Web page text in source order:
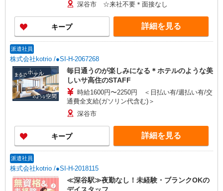
深谷市 ☆来社不要＊面接なし
キープ 詳細を見る
派遣社員
株式会社kotrio /●SI-H-2067268
毎日通うのが楽しみになる＊ホテルのような美
しいサ高住のSTAFF
時給1600円〜2250円 ＜日払い有/週払い有/交
通費全支給(ガソリン代含む)＞
深谷市
キープ 詳細を見る
派遣社員
株式会社kotrio /●SI-H-2018115
≪深谷駅≫夜勤なし！未経験・ブランクOKの